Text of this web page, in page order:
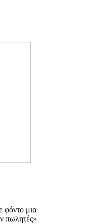
φόντο μια
πωλητές»